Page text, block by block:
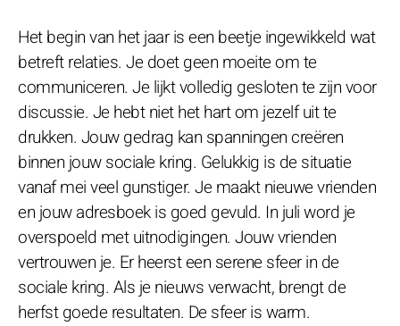
Het begin van het jaar is een beetje ingewikkeld wat
betreft relaties. Je doet geen moeite om te
communiceren. Je lijkt volledig gesloten te zijn voor
discussie. Je hebt niet het hart om jezelf uit te
drukken. Jouw gedrag kan spanningen creëren
binnen jouw sociale kring. Gelukkig is de situatie
vanaf mei veel gunstiger. Je maakt nieuwe vrienden
en jouw adresboek is goed gevuld. In juli word je
overspoeld met uitnodigingen. Jouw vrienden
vertrouwen je. Er heerst een serene sfeer in de
sociale kring. Als je nieuws verwacht, brengt de
herfst goede resultaten. De sfeer is warm.